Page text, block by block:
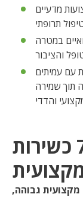
מדעיים
במטרה
עם עמיתים
תוך שמירה
עיקרון מס' – 7 כשירות
מקצועית גבוהה,